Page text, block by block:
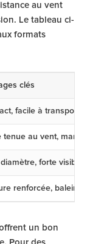
au vent
Le tableau ci-
formats
clés
facile à
tenue au vent,
forte
renforcée,
un bon